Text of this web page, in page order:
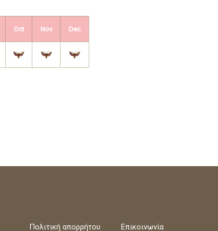
Oct Nov Dec
Πολιτική απορρήτου Επικοινωνία